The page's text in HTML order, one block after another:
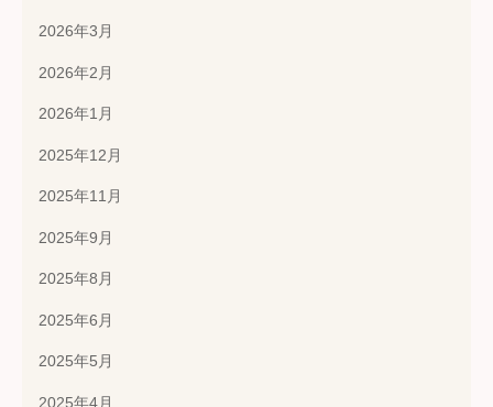
2026年3月
2026年2月
2026年1月
2025年12月
2025年11月
2025年9月
2025年8月
2025年6月
2025年5月
2025年4月